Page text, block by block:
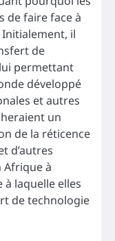
de faire face à
il
de
permettant
développé
et autres
un
de la réticence
d’autres
Afrique à
laquelle elles
de technologie